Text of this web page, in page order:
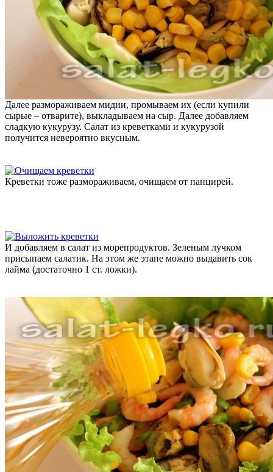
Далее размораживаем мидии, промываем их (если купили
сырые – отварите), выкладываем на сыр. Далее добавляем
сладкую кукурузу. Салат из креветками и кукурузой
получится невероятно вкусным.
Креветки тоже размораживаем, очищаем от панцирей.
И добавляем в салат из морепродуктов. Зеленым лучком
присыпаем салатик. На этом же этапе можно выдавить сок
лайма (достаточно 1 ст. ложки).